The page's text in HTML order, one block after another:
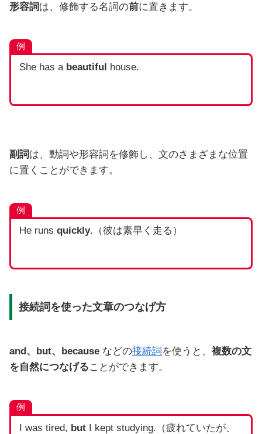
形容詞は、修飾する名詞の前に置きます。
例
She has a beautiful house.
副詞は、動詞や形容詞を修飾し、文のさまざまな位置
に置くことができます。
例
He runs quickly.（彼は素早く走る）
接続詞を使った文章のつなげ方
and、but、because などの接続詞 を使うと、 複数の文
を自然につなげることができます。
例
I was tired, butI kept studying.（疲れていたが、